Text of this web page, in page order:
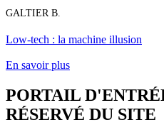
GALTIER B.
Low-tech : la machine illusion
En savoir plus
PORTAIL
RÉSERVÉ DU SITE